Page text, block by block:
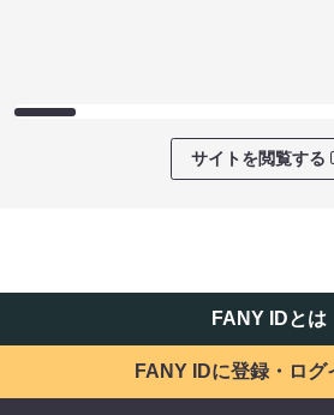
サイトを閲覧する
FANY IDとは
FANY IDに登録・ログ